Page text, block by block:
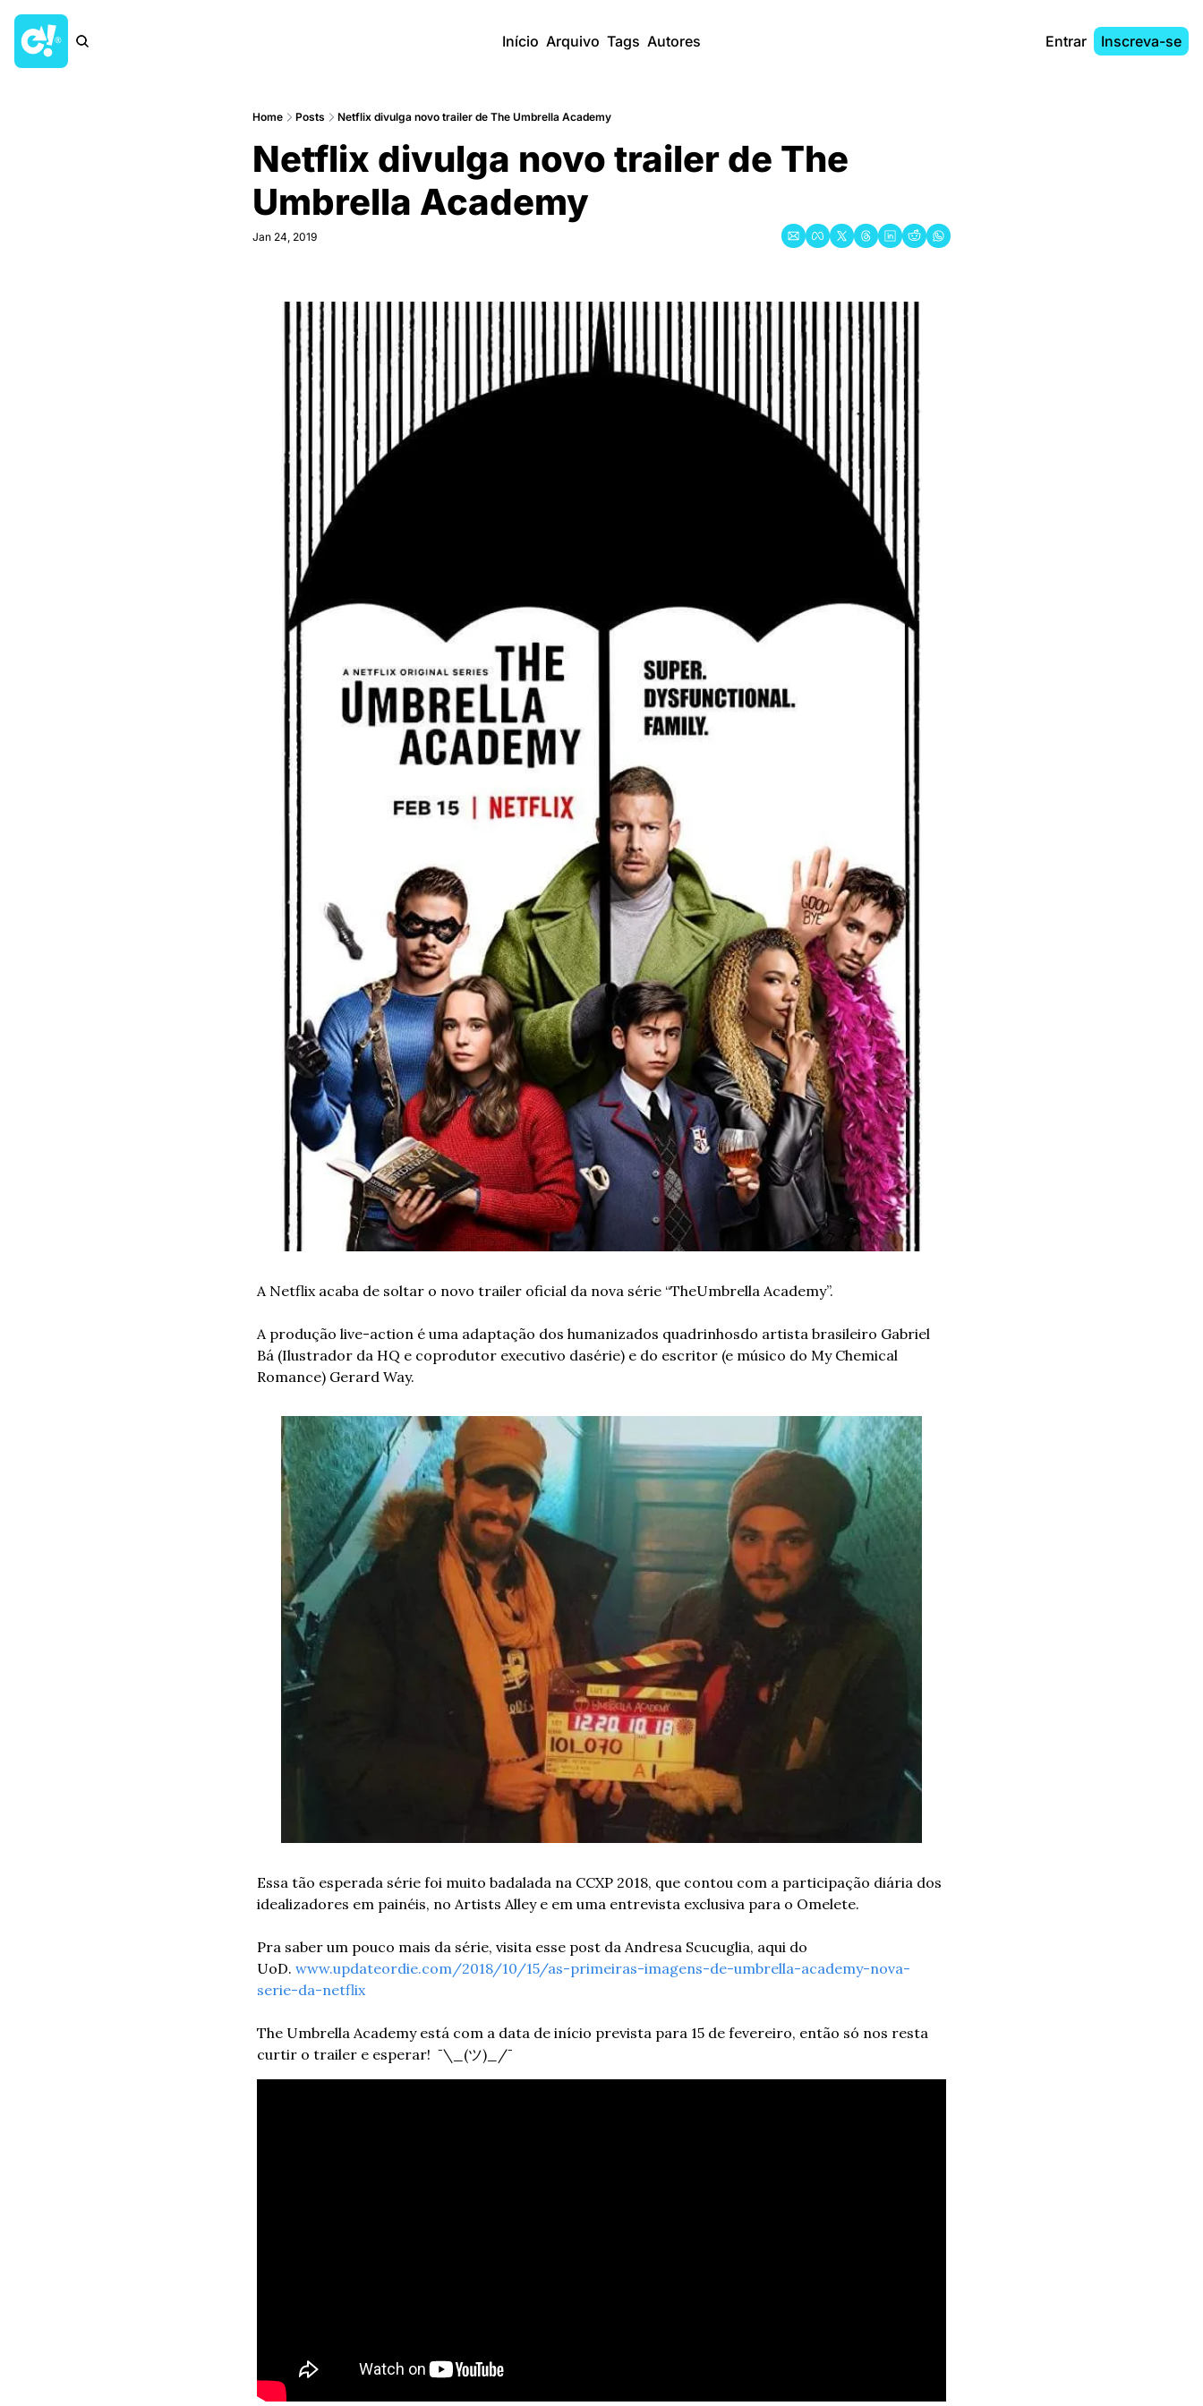
Início Arquivo Tags Autores Entrar Inscreva-se
Home Posts Netflix divulga novo trailer de The Umbrella Academy
Netflix divulga novo trailer de The
Umbrella Academy
Jan 24, 2019
A Netflix acaba de soltar o novo trailer oficial da nova série “TheUmbrella Academy”.
A produção live-action é uma adaptação dos humanizados quadrinhosdo artista brasileiro Gabriel
Bá (Ilustrador da HQ e coprodutor executivo dasérie) e do escritor (e músico do My Chemical
Romance) Gerard Way.
Essa tão esperada série foi muito badalada na CCXP 2018, que contou com a participação diária dos
idealizadores em painéis, no Artists Alley e em uma entrevista exclusiva para o Omelete.
Pra saber um pouco mais da série, visita esse post da Andresa Scucuglia, aqui do
UoD. www.updateordie.com/2018/10/15/as-primeiras-imagens-de-umbrella-academy-nova-
serie-da-netflix
The Umbrella Academy está com a data de início prevista para 15 de fevereiro, então só nos resta
curtir o trailer e esperar!  ¯\_(ツ)_/¯